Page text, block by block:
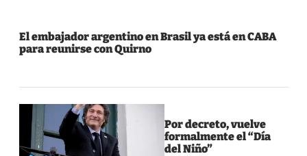
El embajador argentino en Brasil ya está en CABA
para reunirse con Quirno
Por decreto, vuelve
formalmente el “Día
del Niño”